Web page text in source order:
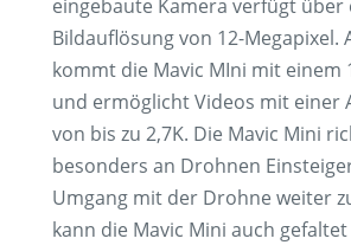
eingebaute Kamera verfügt über
Bildauflösung von 12-Megapixel.
kommt die Mavic MIni mit einem
und ermöglicht Videos mit einer
von bis zu 2,7K. Die Mavic Mini
besonders an Drohnen
Umgang mit der Drohne weiter
kann die Mavic Mini auch